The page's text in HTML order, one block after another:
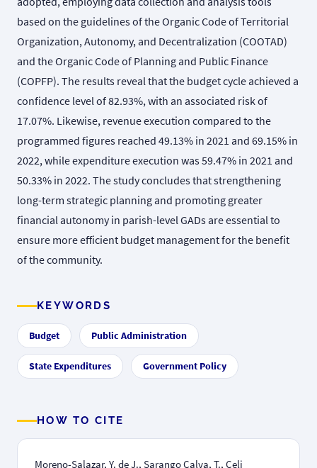
based on the guidelines of the Organic Code of Territorial
Organization, Autonomy, and Decentralization (COOTAD)
and the Organic Code of Planning and Public Finance
(COPFP). The results reveal that the budget cycle achieved a
confidence level of 82.93%, with an associated risk of
17.07%. Likewise, revenue execution compared to the
programmed figures reached 49.13% in 2021 and 69.15% in
2022, while expenditure execution was 59.47% in 2021 and
50.33% in 2022. The study concludes that strengthening
long-term strategic planning and promoting greater
financial autonomy in parish-level GADs are essential to
ensure more efficient budget management for the benefit
of the community.
KEYWORDS
Budget Public Administration
State Expenditures Government Policy
HOW TO CITE
Moreno-Salazar, Y. de J., Sarango Calva, T., Celi